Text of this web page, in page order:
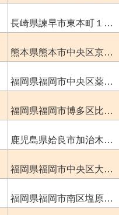
長崎県諫早市東本町１…
熊本県熊本市中央区京…
福岡県福岡市中央区薬…
福岡県福岡市博多区比…
鹿児島県姶良市加治木…
福岡県福岡市中央区大…
福岡県福岡市南区塩原…